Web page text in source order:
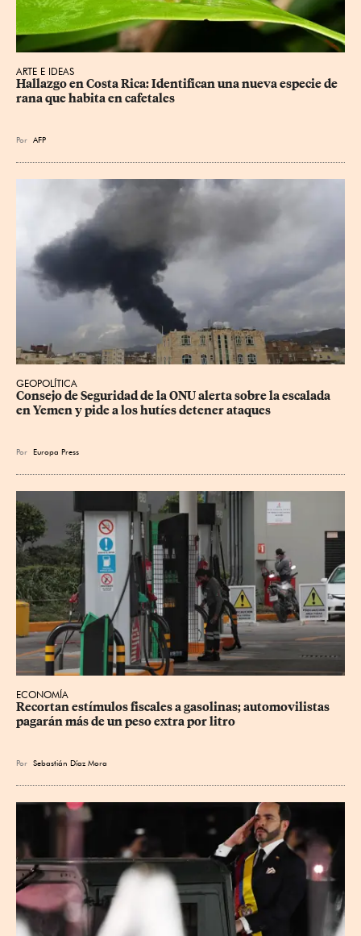
ARTE E IDEAS
Hallazgo en Costa Rica: Identifican una nueva especie de
rana que habita en cafetales
Por AFP
GEOPOLÍTICA
Consejo de Seguridad de la ONU alerta sobre la escalada
en Yemen y pide a los hutíes detener ataques
Por Europa Press
ECONOMÍA
Recortan estímulos fiscales a gasolinas; automovilistas
pagarán más de un peso extra por litro
Por Sebastián Díaz Mora